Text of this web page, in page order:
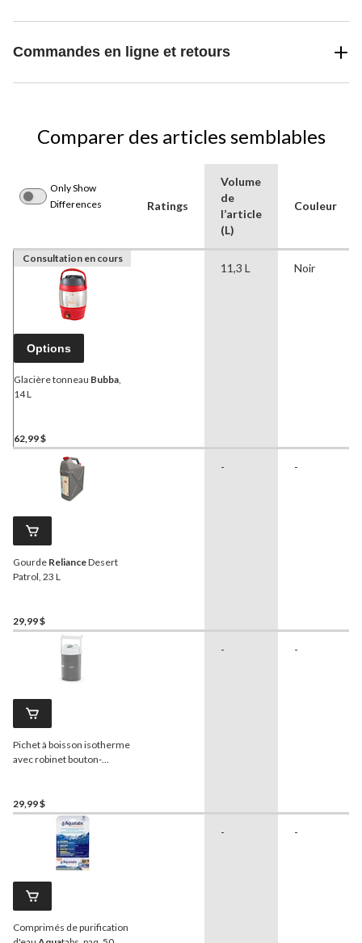
Commandes en ligne et retours
Comparer des articles semblables
Only Show
Differences
Ratings
Volume
de
l’article
(L)
Couleur
Consultation en cours
Options
Glacière tonneau Bubba,
14 L
62,99 $
11,3 L Noir
Gourde RelianceDesert
Patrol, 23 L
29,99 $
- -
Pichet à boisson isotherme
avec robinet bouton-
29,99 $
- -
Comprimés de purification
- -